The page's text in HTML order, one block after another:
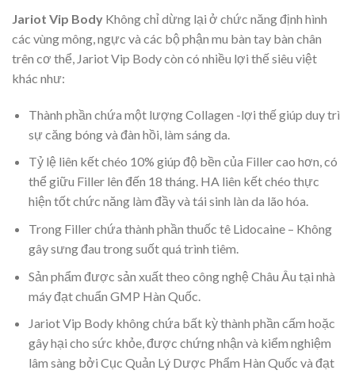
Jariot Vip Body Không chỉ dừng lại ở chức năng định hình
các vùng mông, ngực và các bộ phận mu bàn tay bàn chân
trên cơ thể, Jariot Vip Body còn có nhiều lợi thế siêu việt
khác như:
Thành phần chứa một lượng Collagen -lợi thế giúp duy trì
sự căng bóng và đàn hồi, làm sáng da.
Tỷ lệ liên kết chéo 10% giúp độ bền của Filler cao hơn, có
thể giữu Filler lên đến 18 tháng. HA liên kết chéo thực
hiện tốt chức năng làm đầy và tái sinh làn da lão hóa.
Trong Filler chứa thành phần thuốc tê Lidocaine – Không
gây sưng đau trong suốt quá trình tiêm.
Sản phẩm được sản xuất theo công nghệ Châu Âu tại nhà
máy đạt chuẩn GMP Hàn Quốc.
Jariot Vip Body không chứa bất kỳ thành phần cấm hoặc
gây hại cho sức khỏe, được chứng nhận và kiểm nghiệm
lâm sàng bởi Cục Quản Lý Dược Phẩm Hàn Quốc và đạt